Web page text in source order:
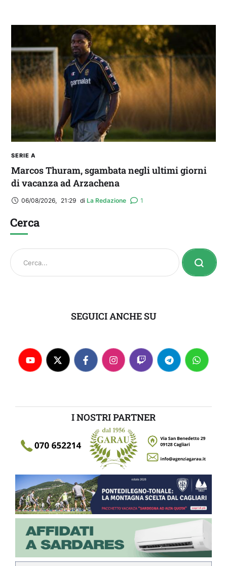
SERIE A
Marcos Thuram, sgambata negli ultimi giorni
di vacanza ad Arzachena
06/08/2026, 21:29 di La Redazione 1
Cerca
SEGUICI ANCHE SU
I NOSTRI PARTNER